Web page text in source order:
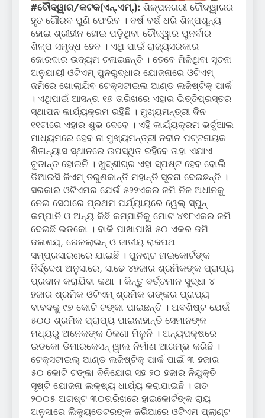
#ଚୌଦ୍ୱାର/କଟକ(ଏନ୍‌.ଏମ୍‌.): ଶିଳ୍ପନଗରୀ ଚୌଦ୍ୱାରର
ହୃତ ଗୌରବ ପୁଣି ଫେରିବ । ବର୍ଷ ବର୍ଷ ଧରି ଶିଳ୍ପଶୂନ୍ୟ
ହୋଇ ଶ୍ରୀହୀନ ହୋଇ ପଡ଼ିଥିବା ଚୌଦ୍ୱାର ପୁନର୍ବାର
ଶିଳ୍ପ ସମୃଦ୍ଧ ହେବ । ଏଥି ପାଇଁ ରାଜ୍ୟସରକାର
ଜୋରଦାର ଉଦ୍ୟମ ଚଳାଇଛନ୍ତି । ତେବେ ମିଳିଥିବା ସୂଚନା
ଅନୁଯାୟୀ ଓଟିଏମ୍ ପୁନରୁଦ୍ଧାର ଯୋଜନାରେ ଓଟିଏମ୍
ଜମିରେ ଖୋଲାଯିବ ଟେକ୍ସଟାଇଲ ଆଣ୍ଡ ଲଜିଷ୍ଟିକ୍ ପାର୍କ
। ଏଥିପାଇଁ ଆସନ୍ତା ୧୭ ତାରିଖରେ ଏହାର ଭିତ୍ତିପ୍ରସ୍ତର
ସ୍ଥାପନ କାର୍ଯ୍ୟକ୍ରମ ରହିଛି । ମୁଖ୍ୟମନ୍ତ୍ରୀ ଦିନ
୧୧ଟାରେ ଏହାର ଶୁଭ ଦେବେ । ଏହି କାର୍ଯ୍ୟକ୍ରମ ଭର୍ଚୁଆଲ
ମାଧ୍ୟମରେ ହେବ ନା ମୁଖ୍ୟମନ୍ତ୍ରୀ ନବୀନ ପଟ୍ଟନାୟକ
ଶିଳାନ୍ୟାସ ସ୍ଥାନରେ ଉପସ୍ଥିତ ରହିବେ ତାହା ଏଯାଏ
ଚୂଡାନ୍ତ ହୋଇନି । ଖୁବ୍‌ଶୀଘ୍ର ଏହା ସ୍ପଷ୍ଟ ହେବ ବୋଲି
ଡିଆଇସି ଜିଏମ୍ ତରୁଣକାନ୍ତି ମହାନ୍ତି ସୂଚନା ଦେଇଛନ୍ତି ।
ସରକାର ଓଟିଏମର ଯେଉଁ ୫୨୨ଏକର ଜମି ନିଜ ଅଧୀନକୁ
ନେଇ ସେଠାରେ ପ୍ରଥମ ପର୍ଯ୍ୟାୟରେ ୱେଲ୍ ସ୍ପୁନ୍
କମ୍ପାନି ଓ ଅନ୍ୟ କିଛି କମ୍ପାନିକୁ ମୋଟ ୪୭୮ଏକର ଜମି
ଦେଇଛି ଇଡକୋ । ବାକି ପାଖାପାଖି ୫୦ ଏକର ଜମି
ଜଳାଶୟ, ରେଳଲାଇନ୍ ଓ ଜାତୀୟ ରାଜପଥ
ସମ୍ପ୍ରସାରଣରେ ଯାଇଛି । ପୁନଶ୍ଚ ହାଇକୋର୍ଟଙ୍କ
ନିର୍ଦ୍ଦେଶ ଅନୁସାରେ, ସାଢେ ୪ହଜାର ଶ୍ରମିକଙ୍କ ପ୍ରାପ୍ୟ
ପ୍ରଦାନ କରାଯିବା କଥା । କିନ୍ତୁ ବର୍ତ୍ତମାନ ସୁଦ୍ଧା ୪
ହଜାର ଶ୍ରମିକ ଓଟିଏମ୍ ଶ୍ରମିକ ତାଙ୍କର ପ୍ରାପ୍ୟ
ବାବଦକୁ ୯୭ କୋଟି ଟଙ୍କା ପାଇଛନ୍ତି । ଅବଶିଷ୍ଟ ଯେଉଁ
୫୦୦ ଶ୍ରମିକ ପ୍ରାପ୍ୟ ପାଇନାହାନ୍ତି ସେମାନଙ୍କ
ମଧ୍ୟରୁ ଅନେକଙ୍କ ଠିକଣା ମିଳୁନି । ଅନ୍ୟପକ୍ଷରେ
ଇଡକୋ ଡିମାରକେସନ୍ ୱାଲ ନିର୍ମାଣ ଆରମ୍ଭ କରିଛି ।
ଟେକ୍ସଟାଇଲ୍ ଆଣ୍ଡ ଲଜିଷ୍ଟିକ୍ ପାର୍କ ପାଇଁ ୩ ହଜାର
୫୦ କୋଟି ଟଙ୍କା ବିନିଯୋଗ ସହ ୨୦ ହଜାର ନିଯୁକ୍ତି
ସୃଷ୍ଟି ଯୋଜନା ଲକ୍ଷ୍ୟ ଧାର୍ଯ୍ୟ କରାଯାଇଛି । ଗତ
୨୦୦୫ ଅଗଷ୍ଟ ୩୦ତାରିଖରେ ହାଇକୋର୍ଟଙ୍କ ରାୟ
ଅନୁସାରେ ଲିକ୍ୟୁଡେଟରଙ୍କ ଜରିଆରେ ଓଟିଏମ ପ୍ଲାଣ୍ଟ